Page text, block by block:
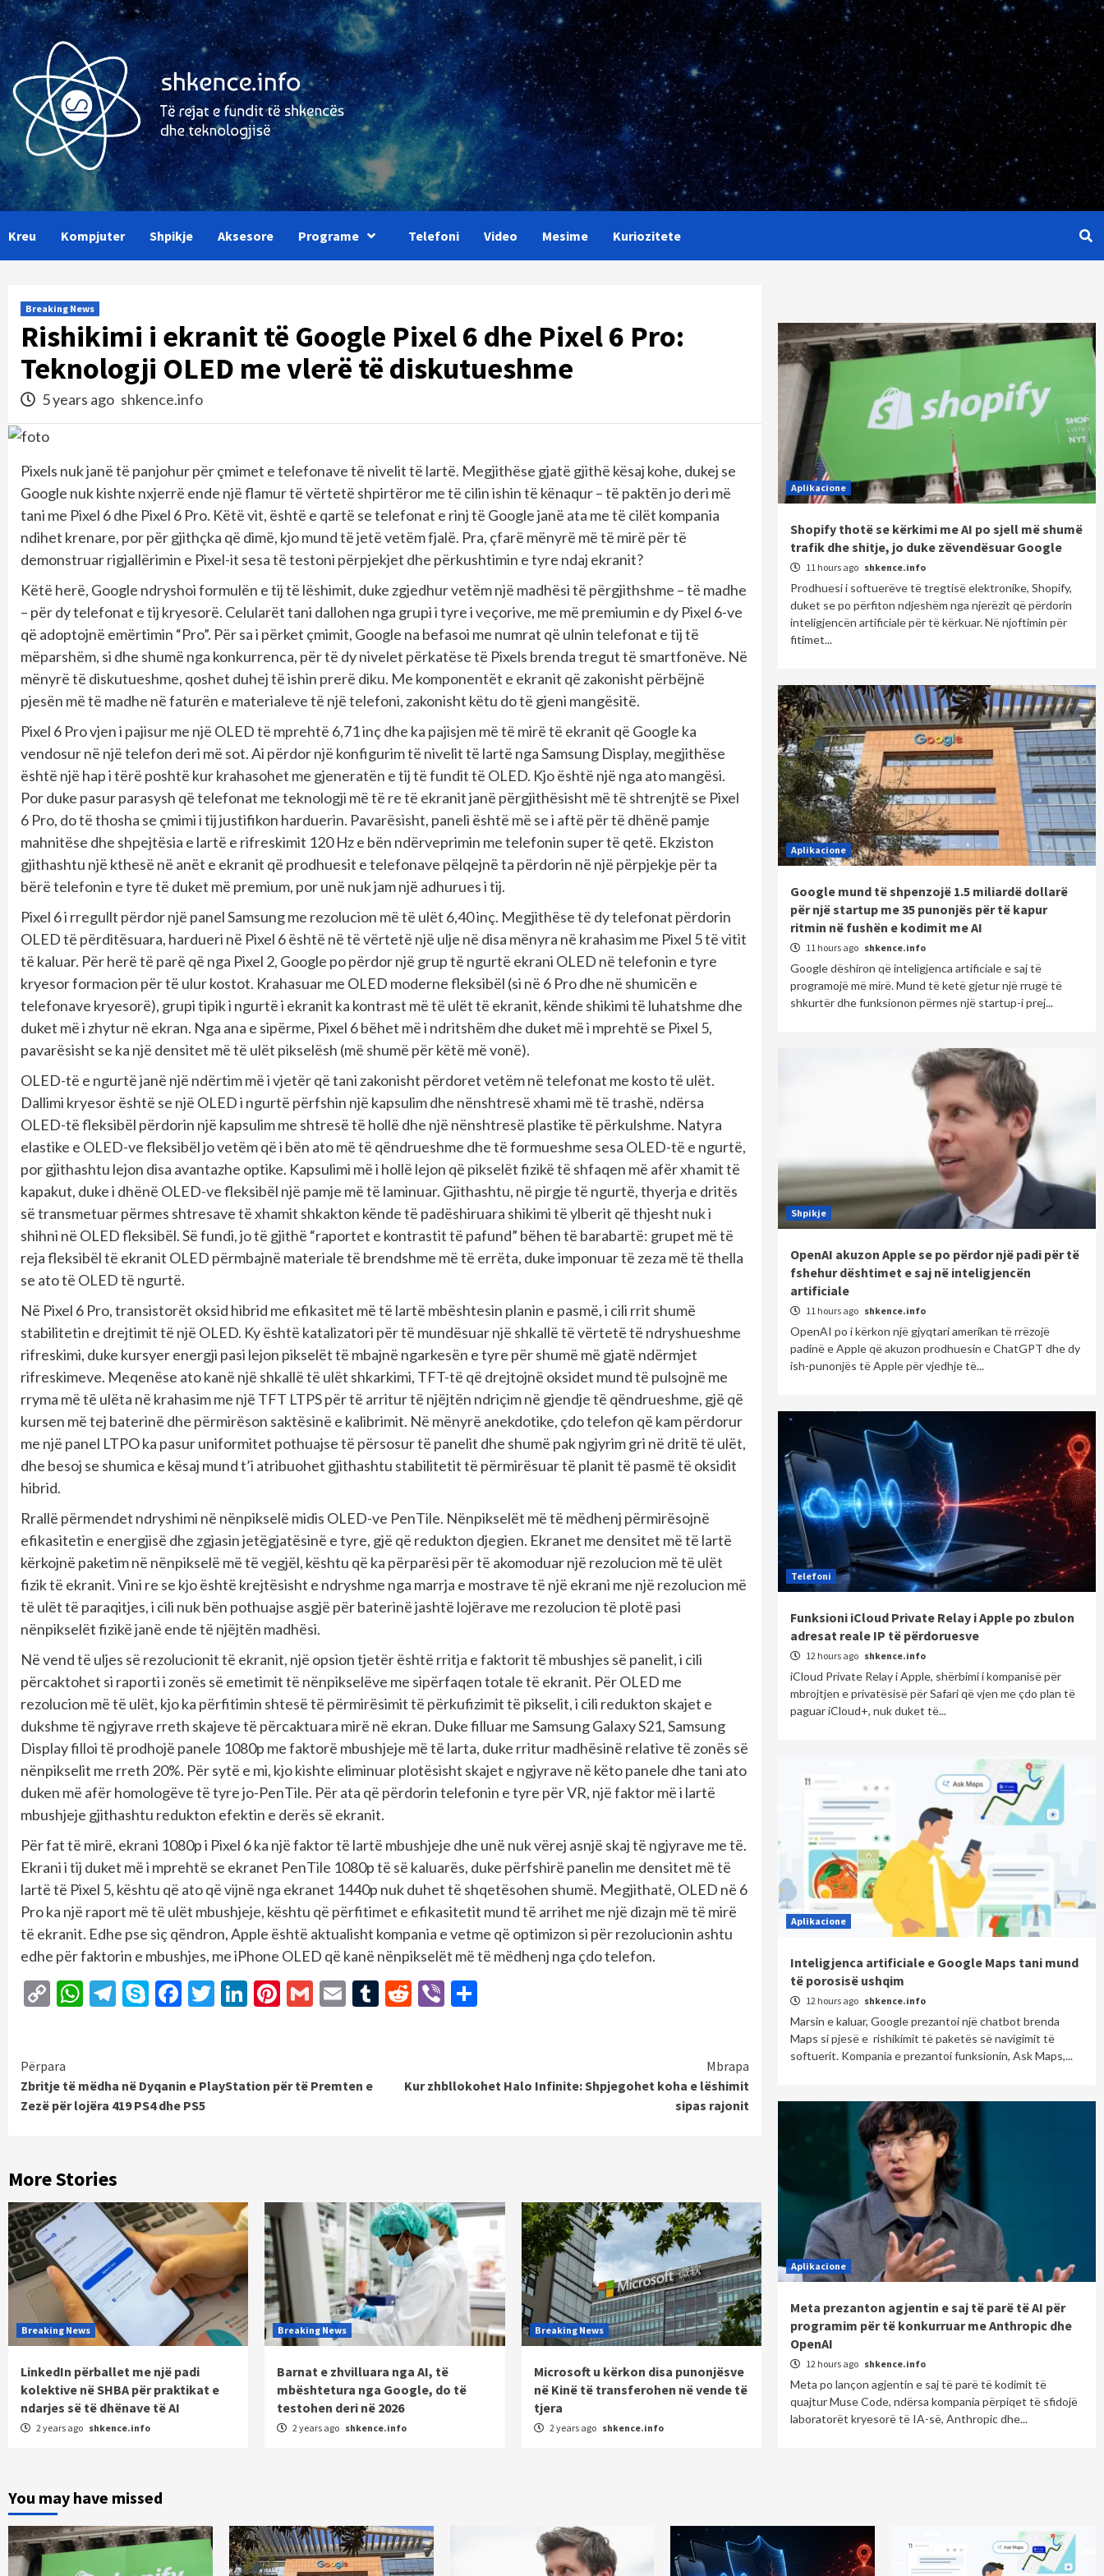
Skip
to
content
Kreu Kompjuter Shpikje Aksesore Programe Telefoni Video Mesime Kuriozitete
Breaking News
Rishikimi i ekranit të Google Pixel 6 dhe Pixel 6 Pro:
Teknologji OLED me vlerë të diskutueshme
5 years ago shkence.info
Pixels nuk janë të panjohur për çmimet e telefonave të nivelit të lartë. Megjithëse gjatë gjithë kësaj kohe, dukej se
Google nuk kishte nxjerrë ende një flamur të vërtetë shpirtëror me të cilin ishin të kënaqur – të paktën jo deri më
tani me Pixel 6 dhe Pixel 6 Pro. Këtë vit, është e qartë se telefonat e rinj të Google janë ata me të cilët kompania
ndihet krenare, por për gjithçka që dimë, kjo mund të jetë vetëm fjalë. Pra, çfarë mënyrë më të mirë për të
demonstruar rigjallërimin e Pixel-it sesa të testoni përpjekjet dhe përkushtimin e tyre ndaj ekranit?
Këtë herë, Google ndryshoi formulën e tij të lëshimit, duke zgjedhur vetëm një madhësi të përgjithshme – të madhe
– për dy telefonat e tij kryesorë. Celularët tani dallohen nga grupi i tyre i veçorive, me më premiumin e dy Pixel 6-ve
që adoptojnë emërtimin “Pro”. Për sa i përket çmimit, Google na befasoi me numrat që ulnin telefonat e tij të
mëparshëm, si dhe shumë nga konkurrenca, për të dy nivelet përkatëse të Pixels brenda tregut të smartfonëve. Në
mënyrë të diskutueshme, qoshet duhej të ishin prerë diku. Me komponentët e ekranit që zakonisht përbëjnë
pjesën më të madhe në faturën e materialeve të një telefoni, zakonisht këtu do të gjeni mangësitë.
Pixel 6 Pro vjen i pajisur me një OLED të mprehtë 6,71 inç dhe ka pajisjen më të mirë të ekranit që Google ka
vendosur në një telefon deri më sot. Ai përdor një konfigurim të nivelit të lartë nga Samsung Display, megjithëse
është një hap i tërë poshtë kur krahasohet me gjeneratën e tij të fundit të OLED. Kjo është një nga ato mangësi.
Por duke pasur parasysh që telefonat me teknologji më të re të ekranit janë përgjithësisht më të shtrenjtë se Pixel
6 Pro, do të thosha se çmimi i tij justifikon harduerin. Pavarësisht, paneli është më se i aftë për të dhënë pamje
mahnitëse dhe shpejtësia e lartë e rifreskimit 120 Hz e bën ndërveprimin me telefonin super të qetë. Ekziston
gjithashtu një kthesë në anët e ekranit që prodhuesit e telefonave pëlqejnë ta përdorin në një përpjekje për ta
bërë telefonin e tyre të duket më premium, por unë nuk jam një adhurues i tij.
Pixel 6 i rregullt përdor një panel Samsung me rezolucion më të ulët 6,40 inç. Megjithëse të dy telefonat përdorin
OLED të përditësuara, hardueri në Pixel 6 është në të vërtetë një ulje në disa mënyra në krahasim me Pixel 5 të vitit
të kaluar. Për herë të parë që nga Pixel 2, Google po përdor një grup të ngurtë ekrani OLED në telefonin e tyre
kryesor formacion për të ulur kostot. Krahasuar me OLED moderne fleksibël (si në 6 Pro dhe në shumicën e
telefonave kryesorë), grupi tipik i ngurtë i ekranit ka kontrast më të ulët të ekranit, kënde shikimi të luhatshme dhe
duket më i zhytur në ekran. Nga ana e sipërme, Pixel 6 bëhet më i ndritshëm dhe duket më i mprehtë se Pixel 5,
pavarësisht se ka një densitet më të ulët pikselësh (më shumë për këtë më vonë).
OLED-të e ngurtë janë një ndërtim më i vjetër që tani zakonisht përdoret vetëm në telefonat me kosto të ulët.
Dallimi kryesor është se një OLED i ngurtë përfshin një kapsulim dhe nënshtresë xhami më të trashë, ndërsa
OLED-të fleksibël përdorin një kapsulim me shtresë të hollë dhe një nënshtresë plastike të përkulshme. Natyra
elastike e OLED-ve fleksibël jo vetëm që i bën ato më të qëndrueshme dhe të formueshme sesa OLED-të e ngurtë,
por gjithashtu lejon disa avantazhe optike. Kapsulimi më i hollë lejon që pikselët fizikë të shfaqen më afër xhamit të
kapakut, duke i dhënë OLED-ve fleksibël një pamje më të laminuar. Gjithashtu, në pirgje të ngurtë, thyerja e dritës
së transmetuar përmes shtresave të xhamit shkakton kënde të padëshiruara shikimi të ylberit që thjesht nuk i
shihni në OLED fleksibël. Së fundi, jo të gjithë “raportet e kontrastit të pafund” bëhen të barabartë: grupet më të
reja fleksibël të ekranit OLED përmbajnë materiale të brendshme më të errëta, duke imponuar të zeza më të thella
se ato të OLED të ngurtë.
Në Pixel 6 Pro, transistorët oksid hibrid me efikasitet më të lartë mbështesin planin e pasmë, i cili rrit shumë
stabilitetin e drejtimit të një OLED. Ky është katalizatori për të mundësuar një shkallë të vërtetë të ndryshueshme
rifreskimi, duke kursyer energji pasi lejon pikselët të mbajnë ngarkesën e tyre për shumë më gjatë ndërmjet
rifreskimeve. Meqenëse ato kanë një shkallë të ulët shkarkimi, TFT-të që drejtojnë oksidet mund të pulsojnë me
rryma më të ulëta në krahasim me një TFT LTPS për të arritur të njëjtën ndriçim në gjendje të qëndrueshme, gjë që
kursen më tej baterinë dhe përmirëson saktësinë e kalibrimit. Në mënyrë anekdotike, çdo telefon që kam përdorur
me një panel LTPO ka pasur uniformitet pothuajse të përsosur të panelit dhe shumë pak ngjyrim gri në dritë të ulët,
dhe besoj se shumica e kësaj mund t’i atribuohet gjithashtu stabilitetit të përmirësuar të planit të pasmë të oksidit
hibrid.
Rrallë përmendet ndryshimi në nënpikselë midis OLED-ve PenTile. Nënpikselët më të mëdhenj përmirësojnë
efikasitetin e energjisë dhe zgjasin jetëgjatësinë e tyre, gjë që redukton djegien. Ekranet me densitet më të lartë
kërkojnë paketim në nënpikselë më të vegjël, kështu që ka përparësi për të akomoduar një rezolucion më të ulët
fizik të ekranit. Vini re se kjo është krejtësisht e ndryshme nga marrja e mostrave të një ekrani me një rezolucion më
të ulët të paraqitjes, i cili nuk bën pothuajse asgjë për baterinë jashtë lojërave me rezolucion të plotë pasi
nënpikselët fizikë janë ende të njëjtën madhësi.
Në vend të uljes së rezolucionit të ekranit, një opsion tjetër është rritja e faktorit të mbushjes së panelit, i cili
përcaktohet si raporti i zonës së emetimit të nënpikselëve me sipërfaqen totale të ekranit. Për OLED me
rezolucion më të ulët, kjo ka përfitimin shtesë të përmirësimit të përkufizimit të pikselit, i cili redukton skajet e
dukshme të ngjyrave rreth skajeve të përcaktuara mirë në ekran. Duke filluar me Samsung Galaxy S21, Samsung
Display filloi të prodhojë panele 1080p me faktorë mbushjeje më të larta, duke rritur madhësinë relative të zonës së
nënpikselit me rreth 20%. Për sytë e mi, kjo kishte eliminuar plotësisht skajet e ngjyrave në këto panele dhe tani ato
duken më afër homologëve të tyre jo-PenTile. Për ata që përdorin telefonin e tyre për VR, një faktor më i lartë
mbushjeje gjithashtu redukton efektin e derës së ekranit.
Për fat të mirë, ekrani 1080p i Pixel 6 ka një faktor të lartë mbushjeje dhe unë nuk vërej asnjë skaj të ngjyrave me të.
Ekrani i tij duket më i mprehtë se ekranet PenTile 1080p të së kaluarës, duke përfshirë panelin me densitet më të
lartë të Pixel 5, kështu që ato që vijnë nga ekranet 1440p nuk duhet të shqetësohen shumë. Megjithatë, OLED në 6
Pro ka një raport më të ulët mbushjeje, kështu që përfitimet e efikasitetit mund të arrihet me një dizajn më të mirë
të ekranit. Edhe pse siç qëndron, Apple është aktualisht kompania e vetme që optimizon si për rezolucionin ashtu
edhe për faktorin e mbushjes, me iPhone OLED që kanë nënpikselët më të mëdhenj nga çdo telefon.
CopyWhatsApp
Telegram
SkypeFacebook
Twitter
LinkedIn
Pinterest
GmailEmailTumblr
Reddit
Viber
Continue
Reading
Përpara
Zbritje të mëdha në Dyqanin e PlayStation për të Premten e
Zezë për lojëra 419 PS4 dhe PS5
Mbrapa
Kur zhbllokohet Halo Infinite: Shpjegohet koha e lëshimit
sipas rajonit
More Stories
Breaking News
LinkedIn përballet me një padi
kolektive në SHBA për praktikat e
ndarjes së të dhënave të AI
2 years ago shkence.info
Breaking News
Barnat e zhvilluara nga AI, të
mbështetura nga Google, do të
testohen deri në 2026
2 years ago shkence.info
Breaking News
Microsoft u kërkon disa punonjësve
në Kinë të transferohen në vende të
tjera
2 years ago shkence.info
Aplikacione
Shopify thotë se kërkimi me AI po sjell më shumë
trafik dhe shitje, jo duke zëvendësuar Google
11 hours ago shkence.info
Prodhuesi i softuerëve të tregtisë elektronike, Shopify,
duket se po përfiton ndjeshëm nga njerëzit që përdorin
inteligjencën artificiale për të kërkuar. Në njoftimin për
fitimet...
Aplikacione
Google mund të shpenzojë 1.5 miliardë dollarë
për një startup me 35 punonjës për të kapur
ritmin në fushën e kodimit me AI
11 hours ago shkence.info
Google dëshiron që inteligjenca artificiale e saj të
programojë më mirë. Mund të ketë gjetur një rrugë të
shkurtër dhe funksionon përmes një startup-i prej...
Shpikje
OpenAI akuzon Apple se po përdor një padi për të
fshehur dështimet e saj në inteligjencën
artificiale
11 hours ago shkence.info
OpenAI po i kërkon një gjyqtari amerikan të rrëzojë
padinë e Apple që akuzon prodhuesin e ChatGPT dhe dy
ish-punonjës të Apple për vjedhje të...
Telefoni
Funksioni iCloud Private Relay i Apple po zbulon
adresat reale IP të përdoruesve
12 hours ago shkence.info
iCloud Private Relay i Apple, shërbimi i kompanisë për
mbrojtjen e privatësisë për Safari që vjen me çdo plan të
paguar iCloud+, nuk duket të...
Aplikacione
Inteligjenca artificiale e Google Maps tani mund
të porosisë ushqim
12 hours ago shkence.info
Marsin e kaluar, Google prezantoi një chatbot brenda
Maps si pjesë e rishikimit të paketës së navigimit të
softuerit. Kompania e prezantoi funksionin, Ask Maps,...
Aplikacione
Meta prezanton agjentin e saj të parë të AI për
programim për të konkurruar me Anthropic dhe
OpenAI
12 hours ago shkence.info
Meta po lançon agjentin e saj të parë të kodimit të
quajtur Muse Code, ndërsa kompania përpiqet të sfidojë
laboratorët kryesorë të IA-së, Anthropic dhe...
You may have missed